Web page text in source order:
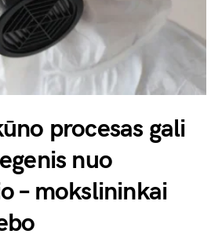
procesas gali
nuo
– mokslininkai